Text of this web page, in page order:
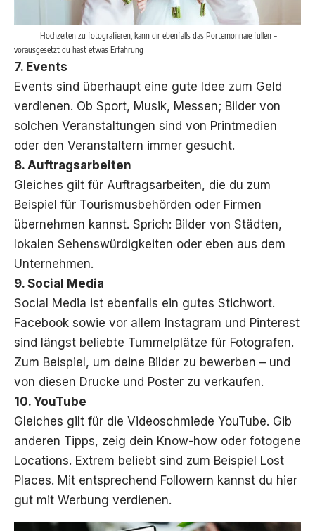
Hochzeiten zu fotografieren, kann dir ebenfalls das Portemonnaie füllen –
vorausgesetzt du hast etwas Erfahrung
7. Events
Events sind überhaupt eine gute Idee zum Geld
verdienen. Ob Sport, Musik, Messen; Bilder von
solchen Veranstaltungen sind von Printmedien
oder den Veranstaltern immer gesucht.
8. Auftragsarbeiten
Gleiches gilt für Auftragsarbeiten, die du zum
Beispiel für Tourismusbehörden oder Firmen
übernehmen kannst. Sprich: Bilder von Städten,
lokalen Sehenswürdigkeiten oder eben aus dem
Unternehmen.
9. Social Media
Social Media ist ebenfalls ein gutes Stichwort.
Facebook sowie vor allem Instagram und Pinterest
sind längst beliebte Tummelplätze für Fotografen.
Zum Beispiel, um deine Bilder zu bewerben – und
von diesen Drucke und Poster zu verkaufen.
10. YouTube
Gleiches gilt für die Videoschmiede YouTube. Gib
anderen Tipps, zeig dein Know-how oder fotogene
Locations. Extrem beliebt sind zum Beispiel Lost
Places. Mit entsprechend Followern kannst du hier
gut mit Werbung verdienen.